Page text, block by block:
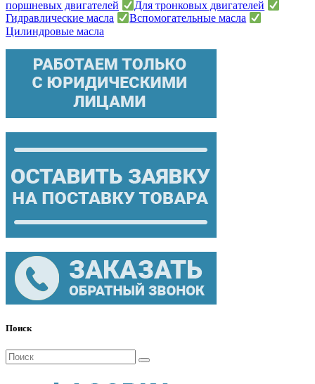
поршневых двигателей
Для тронковых двигателей
Гидравлические масла
Вспомогательные масла
Цилиндровые масла
Поиск
Поиск
для: